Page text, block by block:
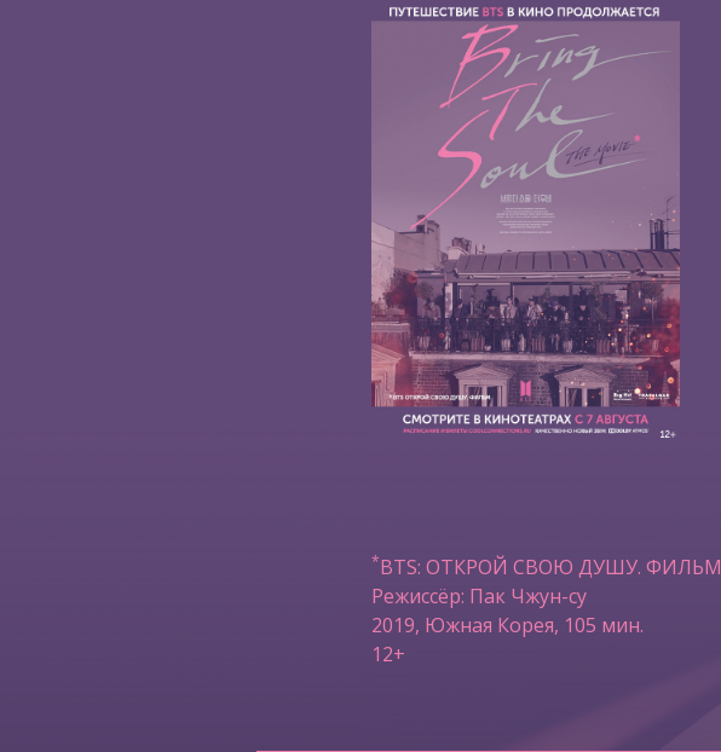
*BTS: ОТКРОЙ СВОЮ ДУШУ. ФИЛЬМ
Режиссёр: Пак Чжун-су
2019, Южная Корея, 105 мин.
12+